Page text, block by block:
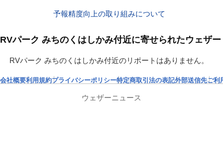
予報精度向上の取り組みについて
RVパーク みちのくはしかみ付近に寄せられたウェザ
RVパーク みちのくはしかみ付近のリポートはありません。
会社概要利用規約プライバシーポリシー特定商取引法の表記外部送信先ご利
ウェザーニュース